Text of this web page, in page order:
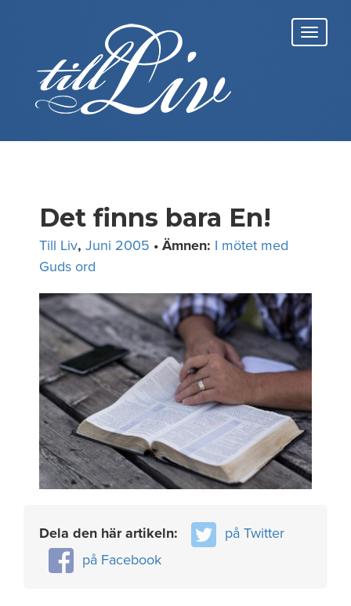
Det finns bara En!
Till Liv, Juni 2005 • Ämnen: I mötet med
Guds ord
Dela den här artikeln:
på Twitter
på Facebook